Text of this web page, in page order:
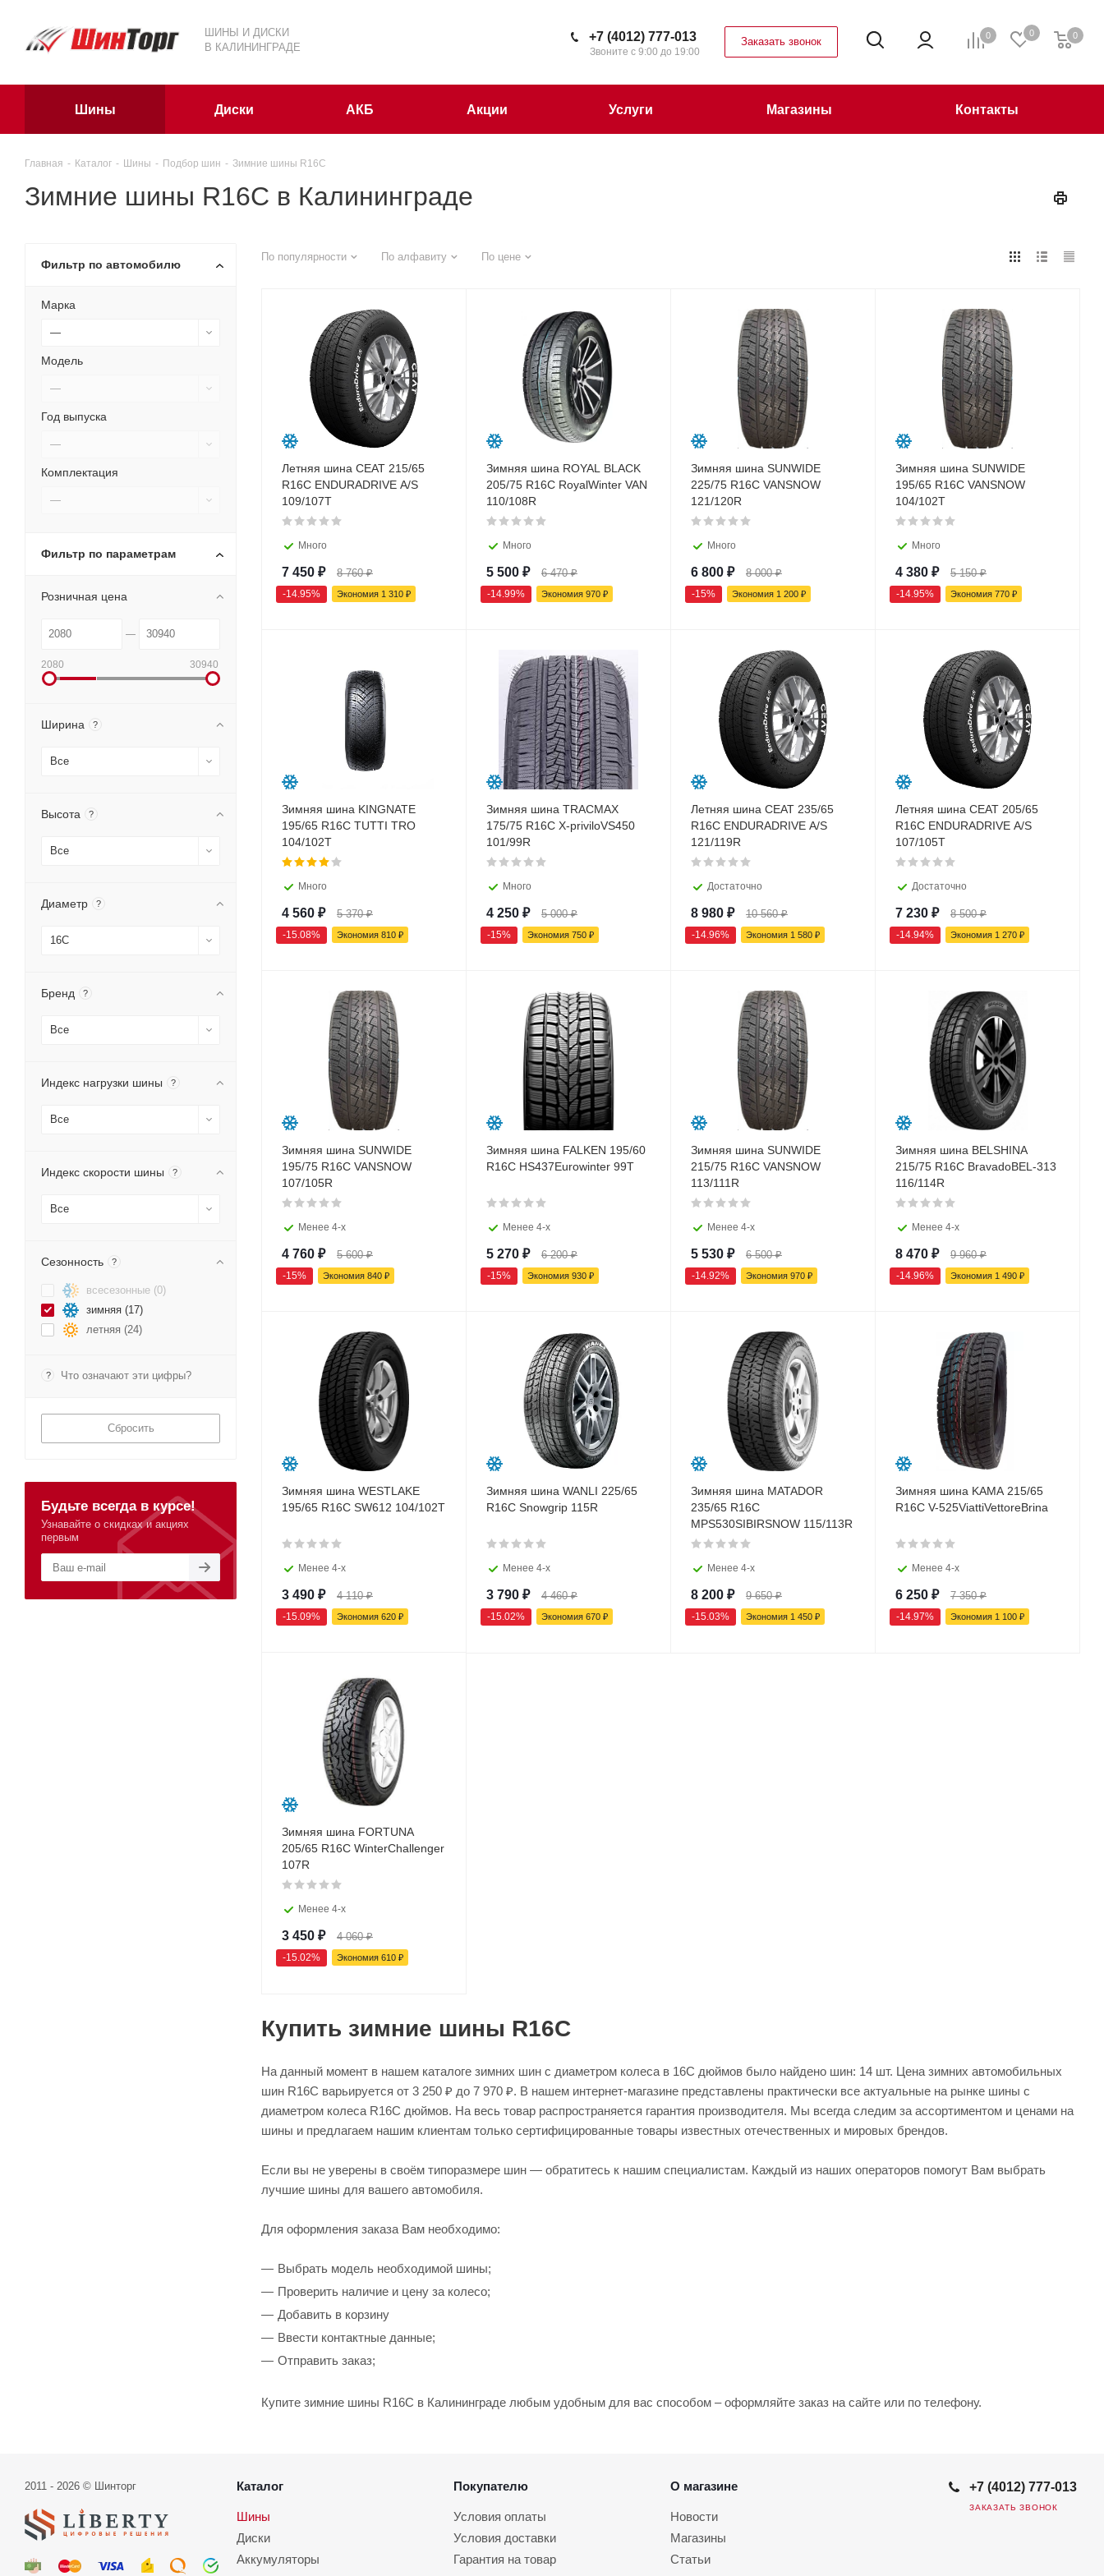
ШИНЫ И ДИСКИ
В КАЛИНИНГРАДЕ
0 0 0
+7 (4012) 777-013
Звоните с 9:00 до 19:00
Заказать звонок
Шины Диски АКБ Акции Услуги Магазины Контакты
Главная - Каталог - Шины - Подбор шин - Зимние шины R16C
Зимние шины R16C в Калининграде
По популярности По алфавиту По цене
Летняя шина CEAT 215/65
R16C ENDURADRIVE A/S
109/107T
Много
7 450 ₽ 8 760₽
-14.95% Экономия 1 310 ₽
Зимняя шина ROYAL BLACK
205/75 R16C RoyalWinter VAN
110/108R
Много
5 500 ₽ 6 470₽
-14.99% Экономия 970 ₽
Зимняя шина SUNWIDE
225/75 R16C VANSNOW
121/120R
Много
6 800 ₽ 8 000₽
-15% Экономия 1 200 ₽
Зимняя шина SUNWIDE
195/65 R16C VANSNOW
104/102T
Много
4 380 ₽ 5 150₽
-14.95% Экономия 770 ₽
Зимняя шина KINGNATE
195/65 R16C TUTTI TRO
104/102T
Много
4 560 ₽ 5 370₽
-15.08% Экономия 810 ₽
Зимняя шина TRACMAX
175/75 R16C X-priviloVS450
101/99R
Много
4 250 ₽ 5 000₽
-15% Экономия 750 ₽
Летняя шина CEAT 235/65
R16C ENDURADRIVE A/S
121/119R
Достаточно
8 980 ₽ 10 560₽
-14.96% Экономия 1 580 ₽
Летняя шина CEAT 205/65
R16C ENDURADRIVE A/S
107/105T
Достаточно
7 230 ₽ 8 500₽
-14.94% Экономия 1 270 ₽
Зимняя шина SUNWIDE
195/75 R16C VANSNOW
107/105R
Менее 4-х
4 760 ₽ 5 600₽
-15% Экономия 840 ₽
Зимняя шина FALKEN 195/60
R16C HS437Eurowinter 99T
Менее 4-х
5 270 ₽ 6 200₽
-15% Экономия 930 ₽
Зимняя шина SUNWIDE
215/75 R16C VANSNOW
113/111R
Менее 4-х
5 530 ₽ 6 500₽
-14.92% Экономия 970 ₽
Зимняя шина BELSHINA
215/75 R16C BravadoBEL-313
116/114R
Менее 4-х
8 470 ₽ 9 960₽
-14.96% Экономия 1 490 ₽
Зимняя шина WESTLAKE
195/65 R16C SW612 104/102T
Менее 4-х
3 490 ₽ 4 110₽
-15.09% Экономия 620 ₽
Зимняя шина WANLI 225/65
R16C Snowgrip 115R
Менее 4-х
3 790 ₽ 4 460₽
-15.02% Экономия 670 ₽
Зимняя шина MATADOR
235/65 R16C
MPS530SIBIRSNOW 115/113R
Менее 4-х
8 200 ₽ 9 650₽
-15.03% Экономия 1 450 ₽
Зимняя шина KAMA 215/65
R16C V-525ViattiVettoreBrina
Менее 4-х
6 250 ₽ 7 350₽
-14.97% Экономия 1 100 ₽
Зимняя шина FORTUNA
205/65 R16C WinterChallenger
107R
Менее 4-х
3 450 ₽ 4 060₽
-15.02% Экономия 610 ₽
Купить зимние шины R16C
На данный момент в нашем каталоге зимних шин с диаметром колеса в 16C дюймов было найдено шин: 14 шт. Цена зимних автомобильных
шин R16C варьируется от 3 250 ₽ до 7 970 ₽. В нашем интернет-магазине представлены практически все актуальные на рынке шины с
диаметром колеса R16C дюймов. На весь товар распространяется гарантия производителя. Мы всегда следим за ассортиментом и ценами на
шины и предлагаем нашим клиентам только сертифицированные товары известных отечественных и мировых брендов.
Если вы не уверены в своём типоразмере шин — обратитесь к нашим специалистам. Каждый из наших операторов помогут Вам выбрать
лучшие шины для вашего автомобиля.
Для оформления заказа Вам необходимо:
Выбрать модель необходимой шины;
Проверить наличие и цену за колесо;
Добавить в корзину
Ввести контактные данные;
Отправить заказ;
Купите зимние шины R16C в Калининграде любым удобным для вас способом – оформляйте заказ на сайте или по телефону.
Фильтр по автомобилю
Марка
—
Модель
—
Год выпуска
—
Комплектация
—
Фильтр по параметрам
Розничная цена
2080 30940
Ширина ?
Все
Высота ?
Все
Диаметр ?
16C
Бренд ?
Все
Индекс нагрузки шины ?
Все
Индекс скорости шины ?
Все
Сезонность ?
всесезонные (0)
зимняя (17)
летняя (24)
? Что означают эти цифры?
Сбросить
Будьте всегда в курсе!
Узнавайте о скидках и акциях
первым
2011 - 2026 © Шинторг Каталог
Шины
Диски
Аккумуляторы
Покупателю
Условия оплаты
Условия доставки
Гарантия на товар
О магазине
Новости
Магазины
Статьи
+7 (4012) 777-013
ЗАКАЗАТЬ ЗВОНОК